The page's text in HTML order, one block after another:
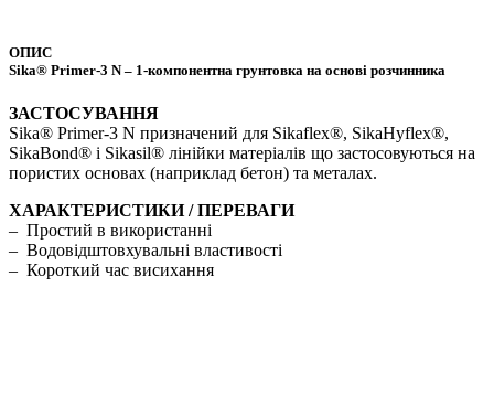
ОПИС
Sika® Primer-3 N – 1-компонентна грунтовка на основі розчинника
ЗАСТОСУВАННЯ
Sika® Primer-3 N призначений для Sikaflex®, SikaHyflex®,
SikaBond® і Sikasil® лінійки матеріалів що застосовуються на
пористих основах (наприклад бетон) та металах.
ХАРАКТЕРИСТИКИ / ПЕРЕВАГИ
– Простий в використанні
– Водовідштовхувальні властивості
– Короткий час висихання